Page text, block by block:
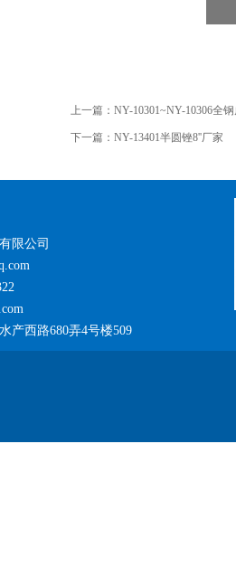
上一篇： NY-10301~NY-10306全
下一篇： NY-13401半圆锉8''厂家
限公司
产西路680弄4号楼509